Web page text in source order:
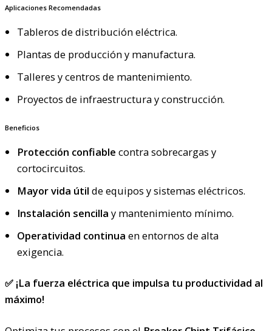
Aplicaciones Recomendadas
Tableros de distribución eléctrica.
Plantas de producción y manufactura.
Talleres y centros de mantenimiento.
Proyectos de infraestructura y construcción.
Beneficios
Protección confiable contra sobrecargas y
cortocircuitos.
Mayor vida útil de equipos y sistemas eléctricos.
Instalación sencilla y mantenimiento mínimo.
Operatividad continua en entornos de alta
exigencia.
✅ ¡La fuerza eléctrica que impulsa tu productividad al
máximo!